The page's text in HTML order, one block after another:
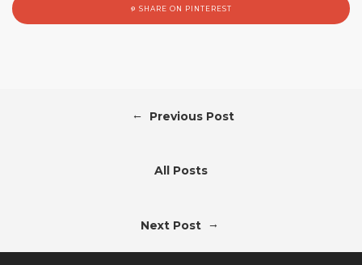
SHARE ON PINTEREST
← Previous Post
All Posts
Next Post →